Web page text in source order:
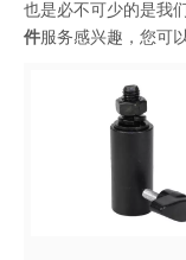
也是必不可少的是我
件服务感兴趣，您可